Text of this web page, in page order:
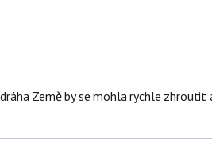
Země by se mohla rychle